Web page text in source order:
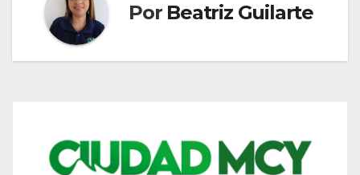
Por Beatriz Guilarte